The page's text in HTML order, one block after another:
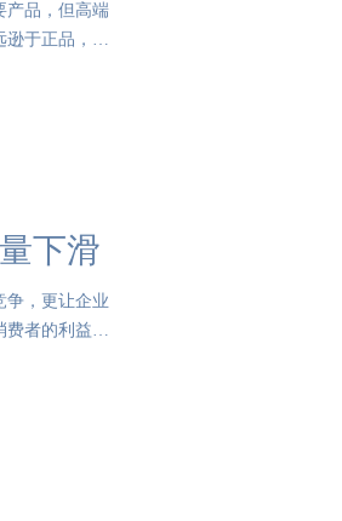
产品，但高端
逊于正品，这
下滑
争，更让企业
费者的利益，